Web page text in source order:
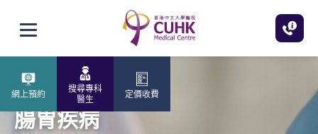
打開選單
網上預約
搜尋專科
醫生
定價收費
腸胃疾病